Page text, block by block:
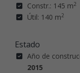
Constr.: 145 m2
Útil: 140 m2
Estado
Año de
2015